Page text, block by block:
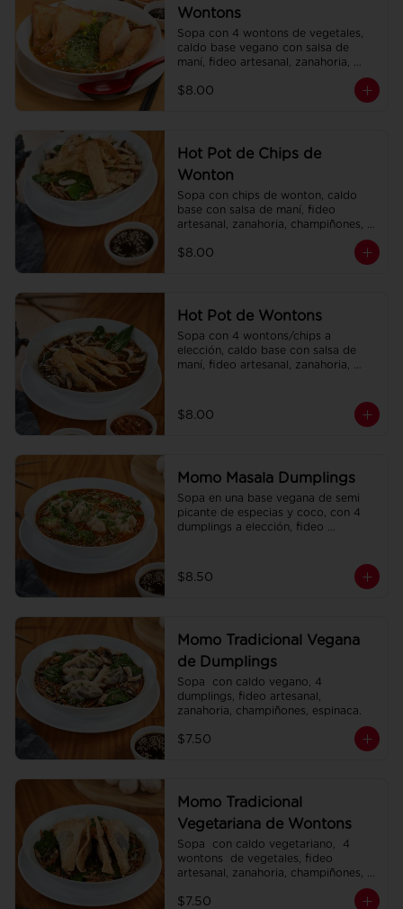
Wontons
Sopa con 4 wontons de vegetales,
caldo base vegano con salsa de
maní, fideo artesanal, zanahoria,
$8.00
Hot Pot de Chips de
Wonton
Sopa con chips de wonton, caldo
base con salsa de maní, fideo
artesanal, zanahoria, champiñones,
$8.00
Hot Pot de Wontons
Sopa con 4 wontons/chips a
elección, caldo base con salsa de
maní, fideo artesanal, zanahoria,
$8.00
Momo Masala Dumplings
Sopa en una base vegana de semi
picante de especias y coco, con 4
dumplings a elección, fideo
$8.50
Momo Tradicional Vegana
de Dumplings
Sopa  con caldo vegano, 4
dumplings, fideo artesanal,
zanahoria, champiñones, espinaca.
$7.50
Momo Tradicional
Vegetariana de Wontons
Sopa  con caldo vegetariano,  4
wontons  de vegetales, fideo
artesanal, zanahoria, champiñones,
$7.50